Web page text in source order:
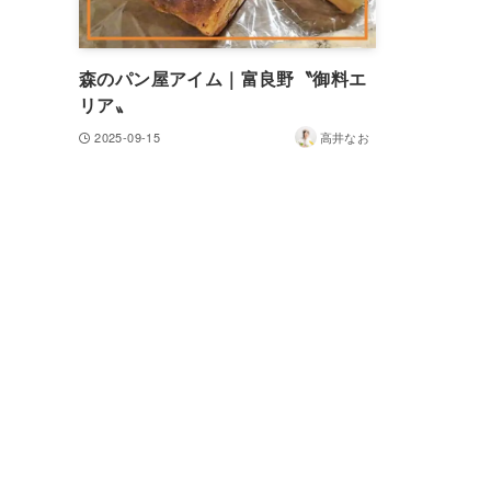
森のパン屋アイム｜富良野〝御料エ
リア〟
2025-09-15 高井なお